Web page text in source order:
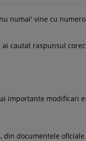
numai' vine cu
cautat raspunsul
importante modificari
documentele